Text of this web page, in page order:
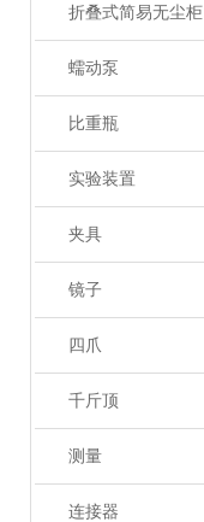
折叠式简易无尘柜
蠕动泵
比重瓶
实验装置
夹具
镜子
四爪
千斤顶
测量
连接器